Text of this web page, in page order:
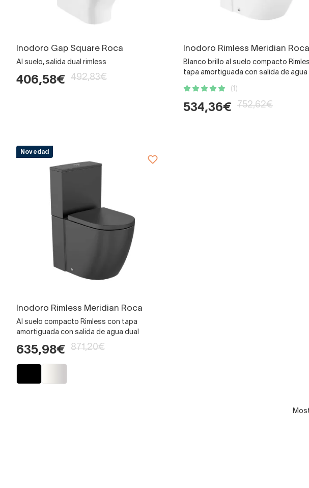
Inodoro Gap Square Roca
Al suelo, salida dual rimless
406,58€ 492,83€
Inodoro Rimless Meridian Roca
Blanco brillo al suelo compacto
tapa amortiguada con salida de agua
(1)
534,36€ 752,62€
Novedad
Inodoro Rimless Meridian Roca
Al suelo compacto Rimless con tapa
amortiguada con salida de agua dual
635,98€ 871,20€